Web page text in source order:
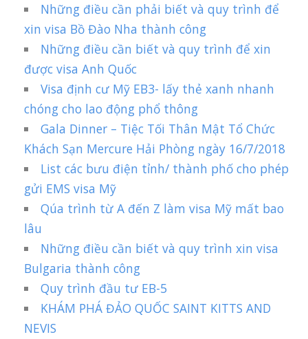
Những điều cần phải biết và quy trình để
xin visa Bồ Đào Nha thành công
Những điều cần biết và quy trình để xin
được visa Anh Quốc
Visa định cư Mỹ EB3- lấy thẻ xanh nhanh
chóng cho lao động phổ thông
Gala Dinner – Tiệc Tối Thân Mật Tổ Chức
Khách Sạn Mercure Hải Phòng ngày 16/7/2018
List các bưu điện tỉnh/ thành phố cho phép
gửi EMS visa Mỹ
Qúa trình từ A đến Z làm visa Mỹ mất bao
lâu
Những điều cần biết và quy trình xin visa
Bulgaria thành công
Quy trình đầu tư EB-5
KHÁM PHÁ ĐẢO QUỐC SAINT KITTS AND
NEVIS